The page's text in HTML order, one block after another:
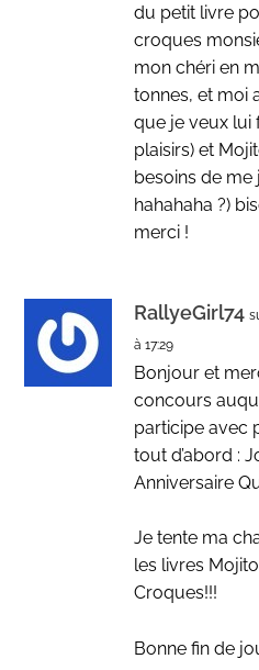
du petit livre
croques
mon chéri en
tonnes, et moi
que je veux lui
plaisirs) et
besoins de me
hahahaha ?)
merci !
RallyeGirl74
à 17:29
Bonjour et
concours
participe avec
tout d’abord :
Anniversaire
Je tente ma
les livres
Croques!!!
Bonne fin de